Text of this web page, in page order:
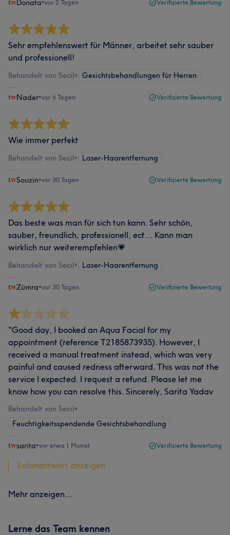
Donata•vor 2 Tagen Verifizierte Bewertung
Sehr empfehlenswert für Männer, arbeitet sehr sauber
und professionell!
Behandelt von Secil• Gesichtsbehandlungen für Herren
Nader•vor 6 Tagen Verifizierte Bewertung
Wie immer perfekt
Behandelt von Secil• Laser-Haarentfernung
Souzin•vor 30 Tagen Verifizierte Bewertung
Das beste was man für sich tun kann. Sehr schön,
sauber, freundlich, professionell, ect… Kann man
wirklich nur weiterempfehlen💗
Behandelt von Secil• Laser-Haarentfernung
Zümra•vor 30 Tagen Verifizierte Bewertung
"Good day, I booked an Aqua Facial for my
appointment (reference T2185873935). However, I
received a manual treatment instead, which was very
painful and caused redness afterward. This was not the
service I expected. I request a refund. Please let me
know how you can resolve this. Sincerely, Sarita Yadav
Behandelt von Secil•
Feuchtigkeitsspendende Gesichtsbehandlung
sarita•vor etwa 1 Monat Verifizierte Bewertung
Salonantwort anzeigen
Mehr anzeigen...
Lerne das Team kennen